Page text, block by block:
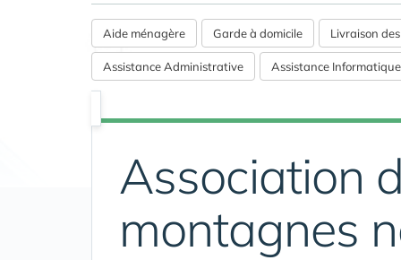
Aide ménagère Garde à domicile Livraison
Assistance Administrative Assistance Informatique
Association
montagnes